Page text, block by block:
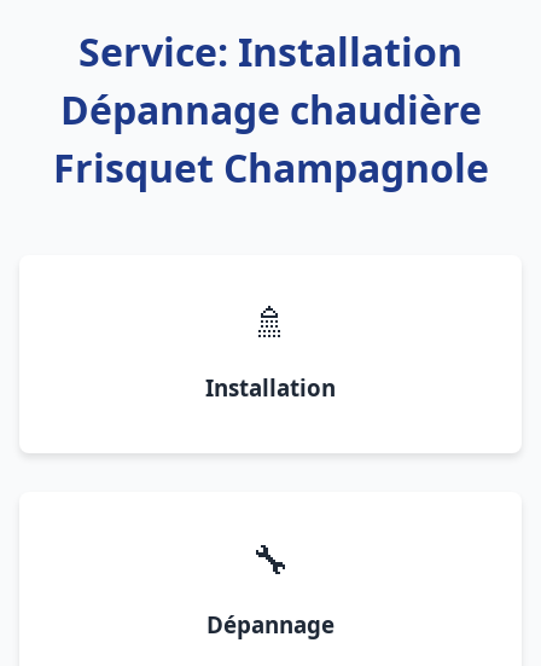
Service: Installation
Dépannage chaudière
Frisquet Champagnole
🚿
Installation
🔧
Dépannage